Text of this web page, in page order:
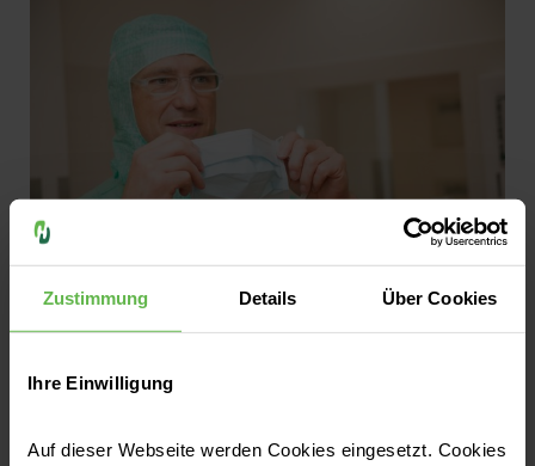
Zustimmung Details Über Cookies
Ihre Einwilligung
Auf dieser Webseite werden Cookies eingesetzt. Cookies
Dr. Andreas Werner im Sport-OP